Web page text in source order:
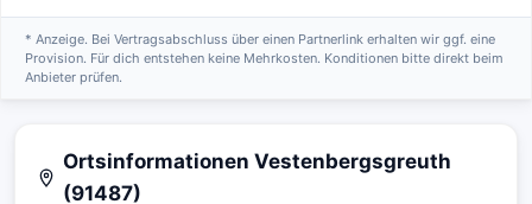
* Anzeige. Bei Vertragsabschluss über einen Partnerlink erhalten wir ggf. eine
Provision. Für dich entstehen keine Mehrkosten. Konditionen bitte direkt beim
Anbieter prüfen.
Ortsinformationen Vestenbergsgreuth
(91487)